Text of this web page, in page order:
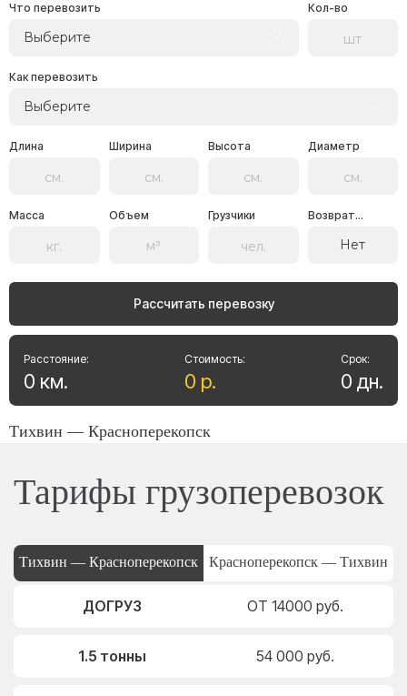
Что перевозить
Выберите
Кол-во
Как перевозить
Выберите
Длина Ширина Высота Диаметр
Масса Объем Грузчики Возврат...
Нет
Рассчитать перевозку
Стоимость:
0 р.
Расстояние:
0 км.
Срок:
0 дн.
Тихвин — Красноперекопск
Тарифы грузоперевозок
Тихвин — Красноперекопск Красноперекопск — Тихвин
ДОГРУЗ ОТ 14000 руб.
1.5 тонны 54 000 руб.